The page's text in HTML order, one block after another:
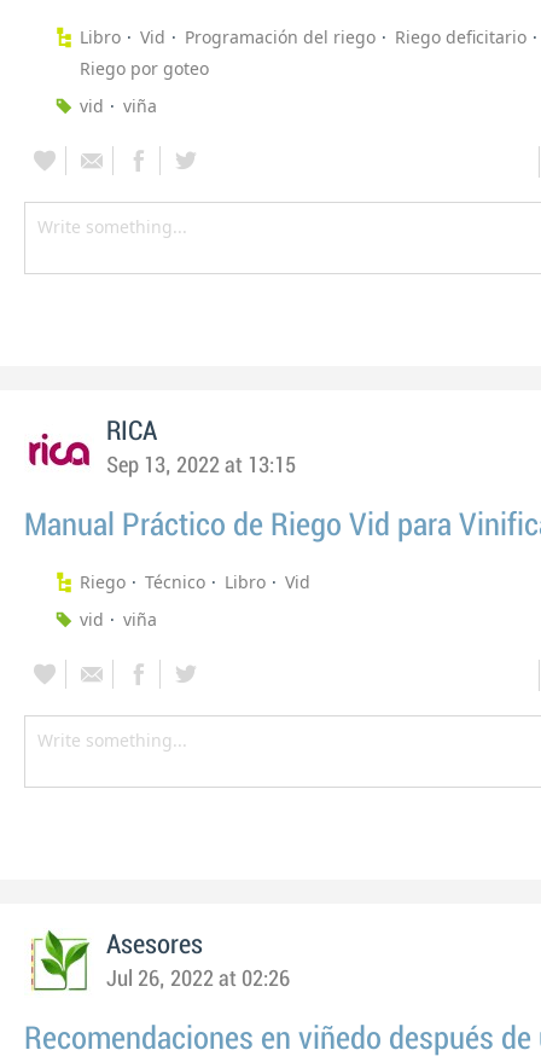
Libro Vid Programación del riego
Riego deficitario
Riego por goteo
vid
viña
RICA
Sep 13, 2022 at 13:15
Manual Práctico de Riego Vid para
Riego Técnico Libro
Vid
vid
viña
Asesores
Jul 26, 2022 at 02:26
Recomendaciones en viñedo después de